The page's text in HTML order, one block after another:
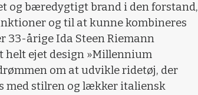
og bæredygtigt brand i den forstand,
og til at kunne kombineres
33-årige Ida Steen Riemann
helt ejet design »Millennium
om at udvikle ridetøj, der
med stilren og lækker italiensk